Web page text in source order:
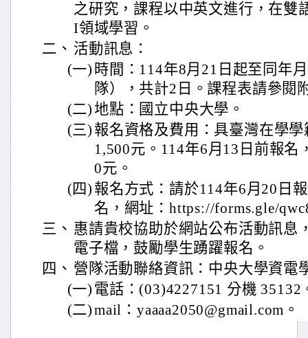
之研究，課程以中英文進行，在雙
I領域學習。
二、 活動訊息：
(一) 時間：114年8月21日起至同年
隊），共計2日。課程表請參閱
(二)地點：國立中央大學。
(三) 報名資格及費用：具臺灣在學
1,500元。114年6月13日前報名
0元。
(四) 報名方式：請於114年6月20日
名，網址：https://forms.gle/
三、 惠請貴校協助於網站公布活動訊息
電子檔，鼓勵學生踴躍報名。
四、 營隊活動聯絡資訊：中央大學資電
(一) 電話：(03)4227151 分機 35132
(二)mail：yaaaa2050@gmail.com。